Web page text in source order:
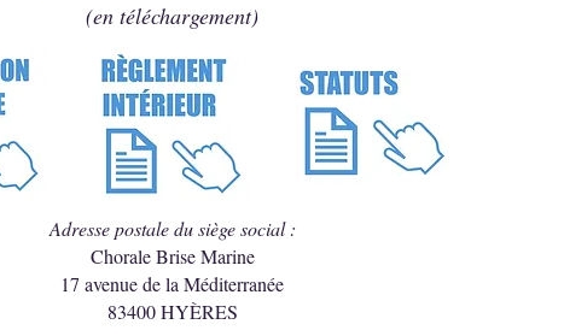
(en téléchargement)
Adresse postale du siège social :
Chorale Brise Marine
17 avenue de la Méditerranée
83400 HYÈRES